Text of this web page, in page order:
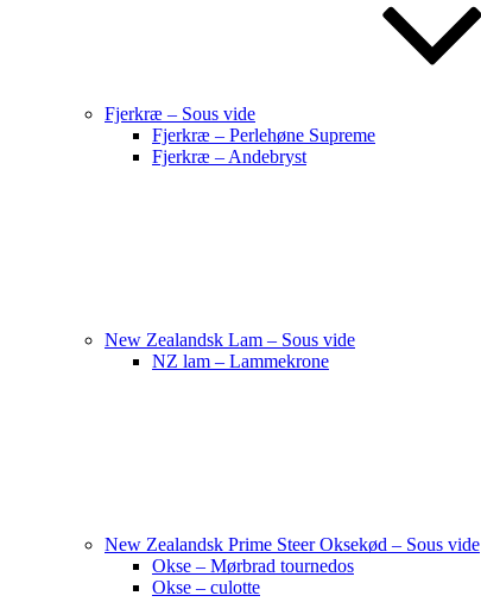
Fjerkræ – Sous vide
Fjerkræ – Perlehøne Supreme
Fjerkræ – Andebryst
New Zealandsk Lam – Sous vide
NZ lam – Lammekrone
New Zealandsk Prime Steer Oksekød – Sous vide
Okse – Mørbrad tournedos
Okse – culotte